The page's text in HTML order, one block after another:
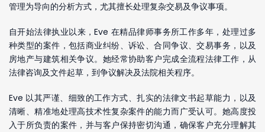
管理为导向的分析方式，尤其擅长处理复杂交易及争议事项。
自开始法律执业以来，Eve 在精品律师事务所工作多年，处理过多
种类型的案件，包括商业纠纷、诉讼、合同争议、交易事务，以及
房地产与建筑相关争议。她经常协助客户完成全流程法律工作，从
法律咨询及文件起草，到争议解决及法院相关程序。
Eve 以其严谨、细致的工作方式、扎实的法律文书起草能力，以及
清晰、精准地处理高技术性复杂案件的能力而广受认可。她高度投
入于所负责的案件，并与客户保持密切沟通，确保客户充分理解其